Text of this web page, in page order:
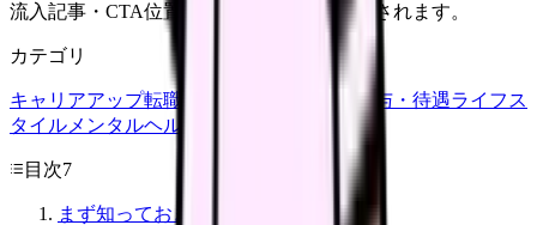
流入記事・CTA位置つきで管理画面に記録されます。
カテゴリ
キャリアアップ転職ガイド 給与・待遇ライフス
タイル メンタルヘルス
目次7
まず知っておきたいこと